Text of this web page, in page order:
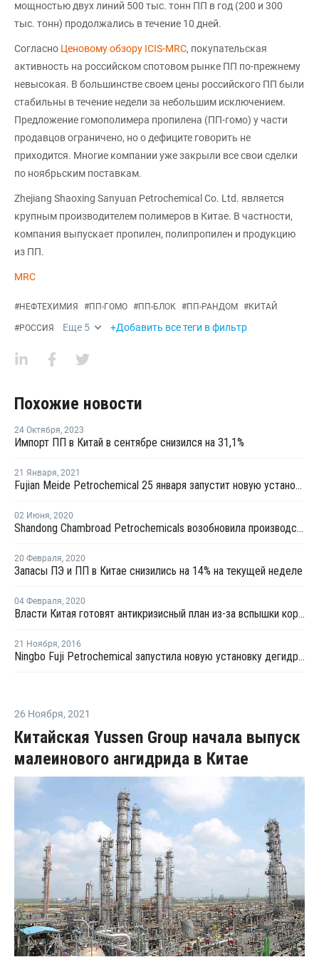
мощностью двух линий 500 тыс. тонн ПП в год (200 и 300
тыс. тонн) продолжались в течение 10 дней.
Согласно Ценовому обзору ICIS-MRC, покупательская
активность на российском спотовом рынке ПП по-прежнему
невысокая. В большинстве своем цены российского ПП были
стабильны в течение недели за небольшим исключением.
Предложение гомополимера пропилена (ПП-гомо) у части
продавцов ограничено, но о дефиците говорить не
приходится. Многие компании уже закрыли все свои сделки
по ноябрьским поставкам.
Zhejiang Shaoxing Sanyuan Petrochemical Co. Ltd. является
крупным производителем полимеров в Китае. В частности,
компания выпускает пропилен, полипропилен и продукцию
из ПП.
MRC
#НЕФТЕХИМИЯ #ПП-ГОМО #ПП-БЛОК #ПП-РАНДОМ #КИТАЙ
#РОССИЯ Еще 5 +Добавить все теги в фильтр
Похожие новости
24 Октября, 2023
Импорт ПП в Китай в сентябре снизился на 31,1%
21 Января, 2021
Fujian Meide Petrochemical 25 января запустит новую установку дегидрирования пропана в Китае
02 Июня, 2020
Shandong Chambroad Petrochemicals возобновила производство пропилена в Биньчжоу
20 Февраля, 2020
Запасы ПЭ и ПП в Китае снизились на 14% на текущей неделе
04 Февраля, 2020
Власти Китая готовят антикризисный план из-за вспышки коронавируса
21 Ноября, 2016
Ningbo Fuji Petrochemical запустила новую установку дегидрирования пропана в Нинбо
26 Ноября, 2021
Китайская Yussen Group начала выпуск
малеинового ангидрида в Китае